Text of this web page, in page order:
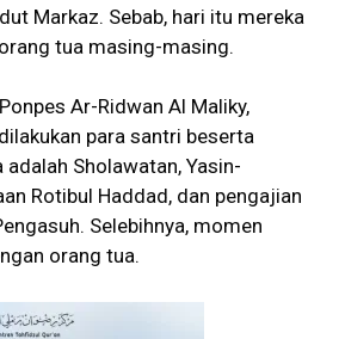
Markaz. Sebab, hari itu mereka
tua masing-masing.
Ar-Ridwan Al Maliky,
para santri beserta
Sholawatan, Yasin-
Rotibul Haddad, dan pengajian
Selebihnya, momen
orang tua.